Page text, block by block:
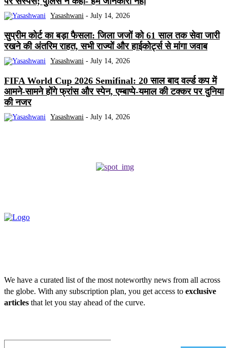
Yasashwani - July 14, 2026
सुप्रीम कोर्ट का बड़ा फैसला: जिला जजों को 61 साल तक सेवा जारी
रखने की अंतरिम राहत, सभी राज्यों और हाईकोर्ट्स से मांगा जवाब
Yasashwani - July 14, 2026
FIFA World Cup 2026 Semifinal: 20 साल बाद वर्ल्ड कप में
आमने-सामने होंगे फ्रांस और स्पेन, एम्बाप्पे-यमाल की टक्कर पर दुनिया
की नजर
Yasashwani - July 14, 2026
We have a curated list of the most noteworthy news from all across
the globe. With any subscription plan, you get access to exclusive
articles that let you stay ahead of the curve.